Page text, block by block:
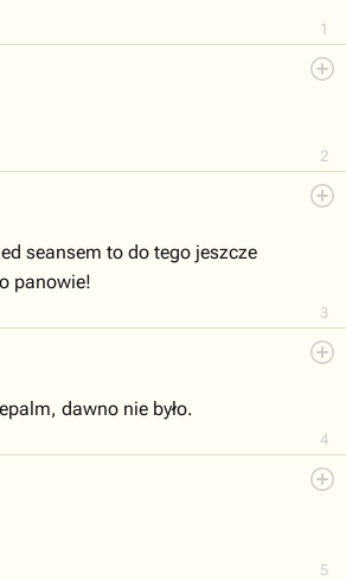
1
2
3
seansem to do tego jeszcze
panowie!
4
dawno nie było.
5